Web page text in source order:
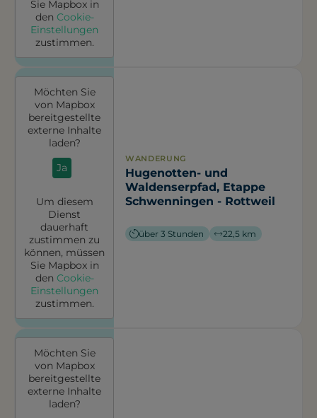
Sie Mapboxin
den Cookie-
Einstellungen
zustimmen.
Möchten Sie
von Mapbox
bereitgestellte
externe Inhalte
laden?
Ja
Um diesem
Dienst
dauerhaft
zustimmen zu
können, müssen
Sie Mapboxin
den Cookie-
Einstellungen
zustimmen.
WANDERUNG
Hugenotten- und
Waldenserpfad, Etappe
Schwenningen - Rottweil
über 3 Stunden 22,5 km
Möchten Sie
von Mapbox
bereitgestellte
externe Inhalte
laden?